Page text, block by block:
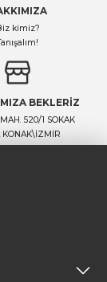
kimiz?
BEKLERİZ
520/1 SOKAK
KONAK\İZMİR